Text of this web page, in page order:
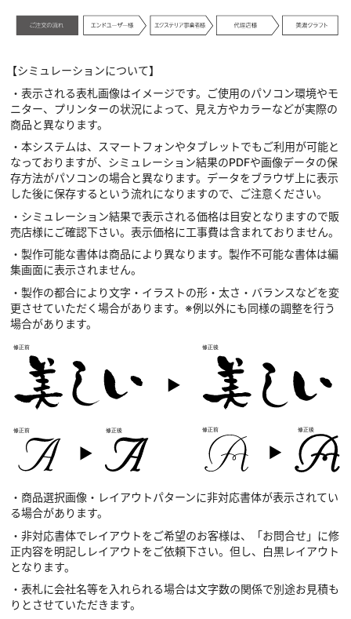
【シミュレーションについて】
・表示される表札画像はイメージです。ご使用のパソコン環境やモ
ニター、プリンターの状況によって、見え方やカラーなどが実際の
商品と異なります。
・本システムは、スマートフォンやタブレットでもご利用が可能と
なっておりますが、シミュレーション結果のPDFや画像データの保
存方法がパソコンの場合と異なります。データをブラウザ上に表示
した後に保存するという流れになりますので、ご注意ください。
・シミュレーション結果で表示される価格は目安となりますので販
売店様にご確認下さい。表示価格に工事費は含まれておりません。
・製作可能な書体は商品により異なります。製作不可能な書体は編
集画面に表示されません。
・製作の都合により文字・イラストの形・太さ・バランスなどを変
更させていただく場合があります。※例以外にも同様の調整を行う
場合があります。
・商品選択画像・レイアウトパターンに非対応書体が表示されてい
る場合があります。
・非対応書体でレイアウトをご希望のお客様は、「お問合せ」に修
正内容を明記しレイアウトをご依頼下さい。但し、白黒レイアウト
となります。
・表札に会社名等を入れられる場合は文字数の関係で別途お見積も
りとさせていただきます。